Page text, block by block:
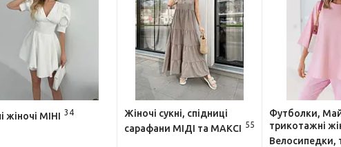
жіночі МІНІ 34
Жіночі сукні, спідниці
сарафани МІДІ та МАКСІ 55
Футболки,
трикотажні
Велосипедки,